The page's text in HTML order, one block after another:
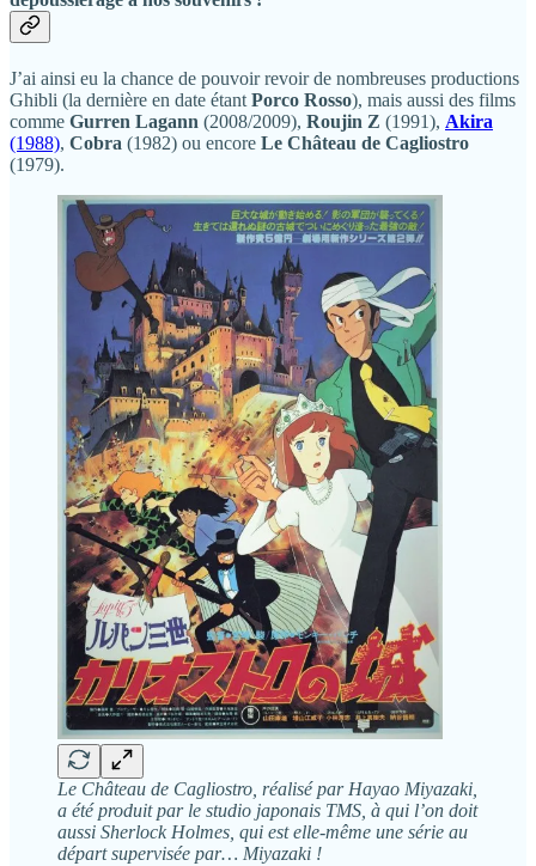
J’ai ainsi eu la chance de pouvoir revoir de nombreuses productions
Ghibli (la dernière en date étant Porco Rosso), mais aussi des films
comme Gurren Lagann (2008/2009), Roujin Z (1991), Akira
(1988), Cobra (1982) ou encore Le Château de Cagliostro
(1979).
Le Château de Cagliostro, réalisé par Hayao Miyazaki,
a été produit par le studio japonais TMS, à qui l’on doit
aussi Sherlock Holmes, qui est elle-même une série au
départ supervisée par… Miyazaki !